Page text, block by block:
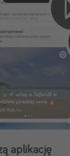
aplikację
kanału